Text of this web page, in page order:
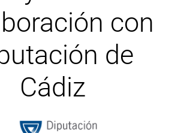
con
de
Cádiz